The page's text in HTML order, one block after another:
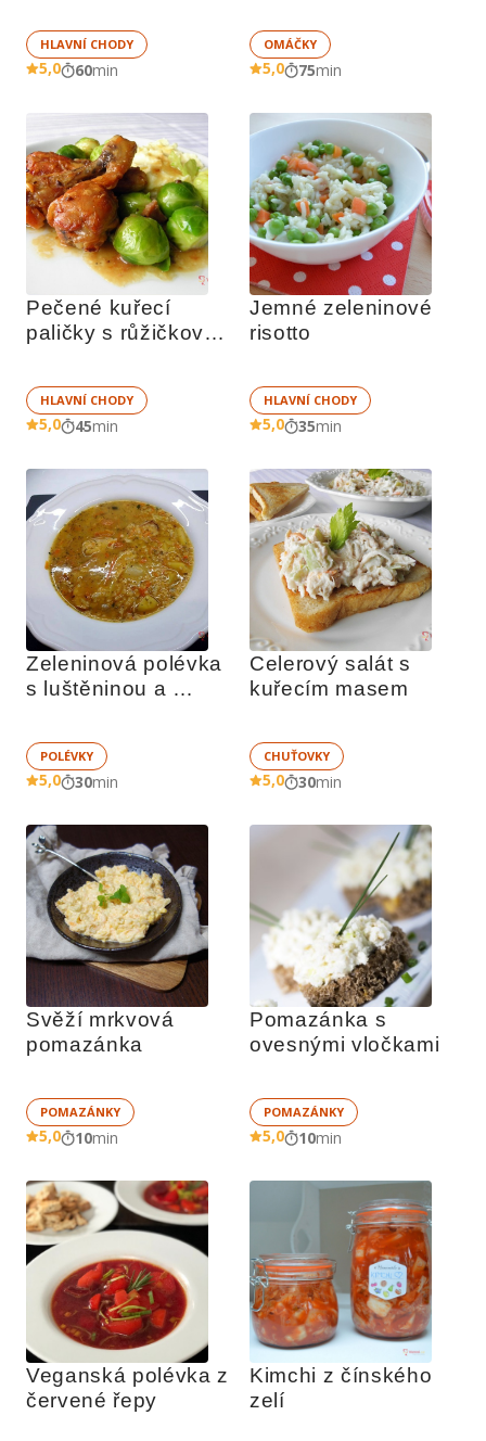
HLAVNÍ CHODY
5,0 60min
OMÁČKY
5,0 75min
Pečené kuřecí
paličky s růžičkovou
HLAVNÍ CHODY
5,0 45min
Jemné zeleninové
risotto
HLAVNÍ CHODY
5,0 35min
Zeleninová polévka
s luštěninou a
POLÉVKY
5,0 30min
Celerový salát s
kuřecím masem
CHUŤOVKY
5,0 30min
Svěží mrkvová
pomazánka
POMAZÁNKY
5,0 10min
Pomazánka s
ovesnými vločkami
POMAZÁNKY
5,0 10min
Veganská polévka z
červené řepy
Kimchi z čínského